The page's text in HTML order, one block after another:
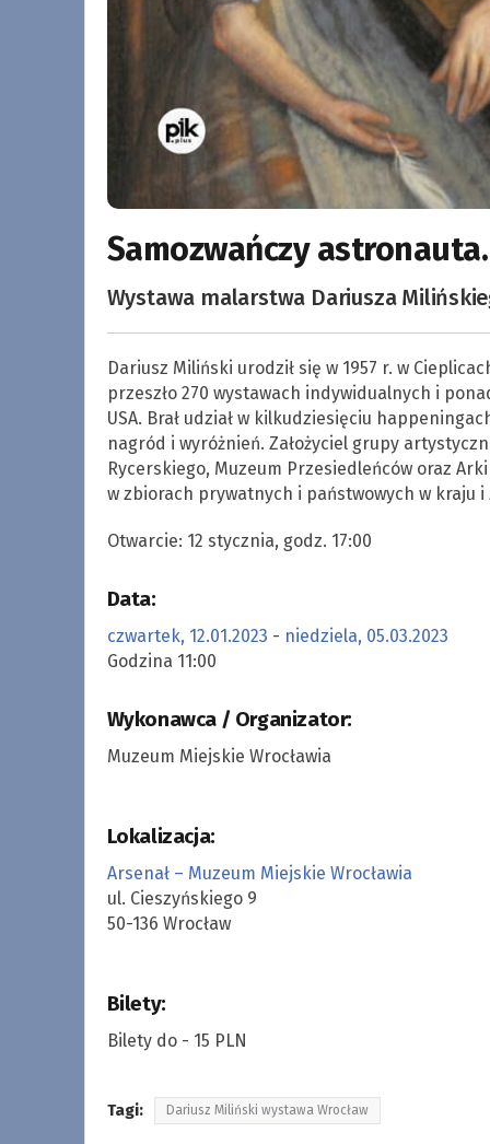
Samozwańczy
Wystawa malarstwa Dariusza
Dariusz Miliński urodził się w 1957 r. w
przeszło 270 wystawach indywidualnych i
USA. Brał udział w kilkudziesięciu
nagród i wyróżnień. Założyciel grupy
Rycerskiego, Muzeum Przesiedleńców oraz
w zbiorach prywatnych i państwowych w kraju i
Otwarcie: 12 stycznia, godz. 17:00
Data:
czwartek, 12.01.2023 - niedziela, 05.03.2023
Godzina 11:00
Wykonawca / Organizator:
Muzeum Miejskie Wrocławia
Lokalizacja:
Arsenał – Muzeum Miejskie Wrocławia
ul. Cieszyńskiego 9
50-136 Wrocław
Bilety:
Bilety do - 15 PLN
Tagi: Dariusz Miliński wystawa Wrocław